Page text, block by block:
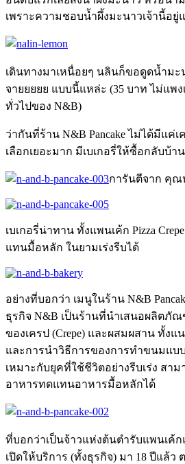
เพราะความชอบน้ำผึ้งมะนาวเจ้านี้อยู่
เดินทางมาเหนื่อยๆ นลินก็ขอดูดน้ำม
จายยยยย แบบนี้แหล่ะ (35 บาท ไม่แพ
ทั่วไปของ N&B)
ว่ากันที่ร้าน N&B Pancake ไม่ได้มีแค่
เลือกเยอะมาก มีเบเกอรี่ให้ซื้อกลับบ้
การันตีจาก คุณ
เบเกอรี่น่าทาน ทั้งแพนเค้ก Pizza
แทนมื้อหลัก ในยามเร่งรีบได้
อย่างที่บอกว่า เมนูในร้าน N&B
ธุรกิจ N&B เป็นร้านที่นำเสนอผลิตภั
ของเครป (Crepe) และผสมผสาน ทั้งแ
และการนำวิธีการของการทำขนมแบบ
เหมาะกับยุคที่ใช้ชีวิตอย่างรีบเร่ง สา
อาหารทดแทนอาหารมื้อหลักได้
ที่บอกว่าเป็นจ้าวแห่งต้นตำรับแพนเค้ก
เปิดให้บริการ (ทั้งธุรกิจ) มา 18 ปีแล้